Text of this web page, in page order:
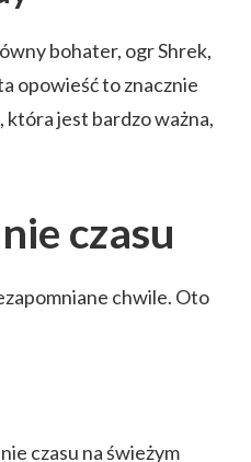
bohater, ogr Shrek,
opowieść to znacznie
która jest bardzo ważna,
czasu
chwile. Oto
czasu na świeżym